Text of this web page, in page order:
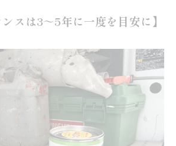
ンスは3～5年に一度を目安に】